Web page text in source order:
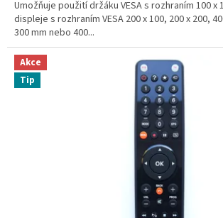
Umožňuje použití držáku VESA s rozhraním 100 x
displeje s rozhraním VESA 200 x 100, 200 x 200,
300 mm nebo 400...
Akce
Tip